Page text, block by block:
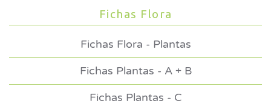
Fichas Flora
Fichas Flora - Plantas
Fichas Plantas - A + B
Fichas Plantas - C